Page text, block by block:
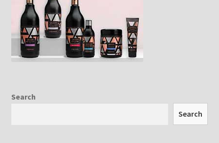
Search
Search